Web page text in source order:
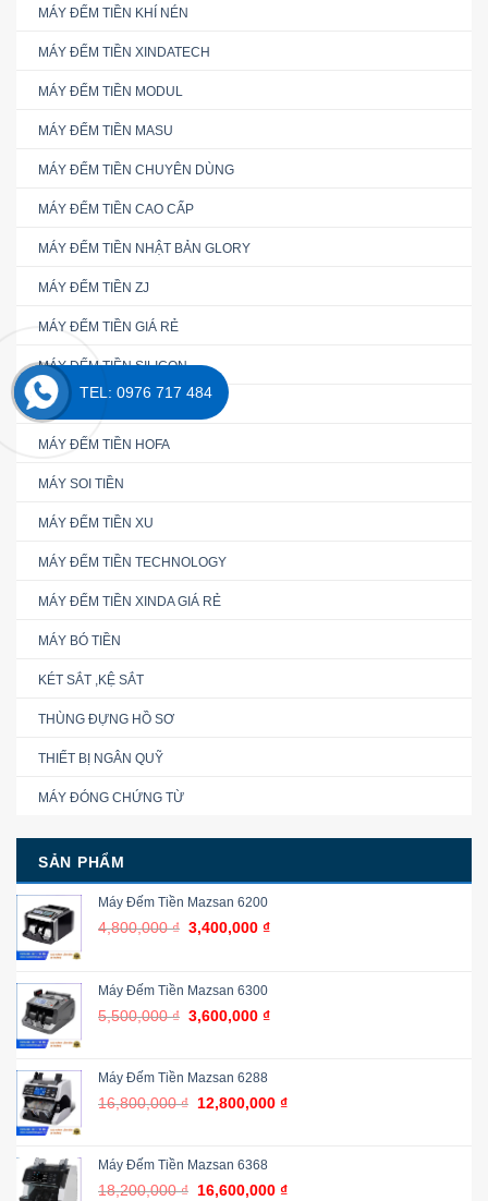
MÁY ĐẾM TIỀN KHÍ NÉN
MÁY ĐẾM TIỀN XINDATECH
MÁY ĐẾM TIỀN MODUL
MÁY ĐẾM TIỀN MASU
MÁY ĐẾM TIỀN CHUYÊN DÙNG
MÁY ĐẾM TIỀN CAO CẤP
MÁY ĐẾM TIỀN NHẬT BẢN GLORY
MÁY ĐẾM TIỀN ZJ
MÁY ĐẾM TIỀN GIÁ RẺ
MÁY ĐẾM TIỀN SILICON
MÁY ĐẾM TIỀN MANIC
MÁY ĐẾM TIỀN HOFA
MÁY SOI TIỀN
MÁY ĐẾM TIỀN XU
MÁY ĐẾM TIỀN TECHNOLOGY
MÁY ĐẾM TIỀN XINDA GIÁ RẺ
MÁY BÓ TIỀN
KÉT SẮT ,KỆ SẮT
THÙNG ĐỰNG HỒ SƠ
THIẾT BỊ NGÂN QUỸ
MÁY ĐÓNG CHỨNG TỪ
SẢN PHẨM
Máy Đếm Tiền Mazsan 6200
4,800,000₫ 3,400,000₫
Máy Đếm Tiền Mazsan 6300
5,500,000₫ 3,600,000₫
Máy Đếm Tiền Mazsan 6288
16,800,000₫ 12,800,000₫
Máy Đếm Tiền Mazsan 6368
18,200,000₫ 16,600,000₫
TEL: 0976 717 484